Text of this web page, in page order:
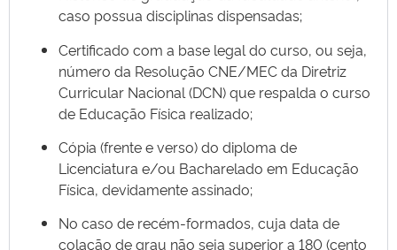
caso possua disciplinas dispensadas;
Certificado com a base legal do curso, ou seja,
número da Resolução CNE/MEC da Diretriz
Curricular Nacional (DCN) que respalda o curso
de Educação Física realizado;
Cópia (frente e verso) do diploma de
Licenciatura e/ou Bacharelado em Educação
Física, devidamente assinado;
No caso de recém-formados, cuja data de
colação de grau não seja superior a 180 (cento